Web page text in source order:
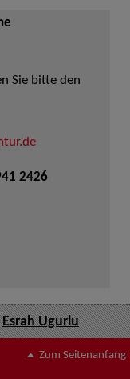
Sie bitte den
2426
Esrah Ugurlu
Zum Seitenanfang